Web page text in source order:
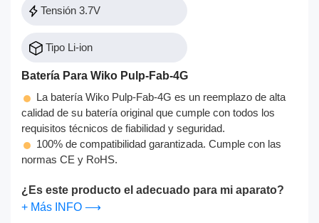
Tensión 3.7V
Tipo Li-ion
Batería Para Wiko Pulp-Fab-4G
La batería Wiko Pulp-Fab-4G es un reemplazo de alta
calidad de su batería original que cumple con todos los
requisitos técnicos de fiabilidad y seguridad.
100% de compatibilidad garantizada. Cumple con las
normas CE y RoHS.
¿Es este producto el adecuado para mi aparato?
+ Más INFO ⟶